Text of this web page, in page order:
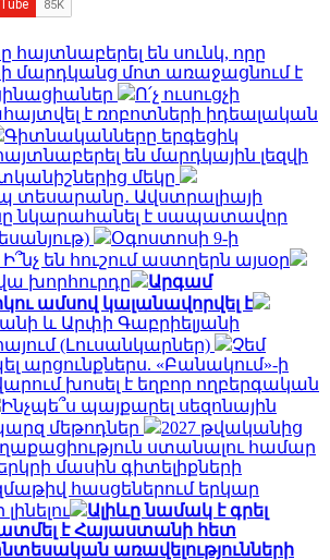
են սունկ, որը
մարդկանց մոտ առաջացնում է
Ո՛չ ուսուցչի
է ռոբոտների իդեալական
Գիտնականները երգեցիկ
են մարդկային լեզվի
մեկը
տեսարանը․ Ավստրալիայի
նկարահանել է սապատավոր
Օգոստոսի 9-ի
են հուշում աստղերն այսօր
խորհուրդը
Արգամ
ամսով կալանավորվել է
և Արփի Գաբրիելյանի
(Լուսանկարներ)
Չեմ
արցունքներս. «Բանակում»-ի
խոսել է եղբոր ողբերգական
Ինչպե՞ս պայքարել սեզոնային
մեթոդներ
2027 թվականից
ստանալու համար
մասին գիտելիքների
հասցեներում երկար
Ալիևը նամակ է գրել
է Հայաստանի հետ
առավելությունների